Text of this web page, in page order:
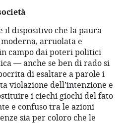
il dispositivo che la paura
arruolata e
campo dai poteri politici
— anche se ben di rado si
di esaltare a parole i
violazione dell’intenzione e
i ciechi giochi del fato
e confuso tra le azioni
sia per coloro che le